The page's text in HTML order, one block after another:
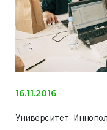
16.11.2016
Университет